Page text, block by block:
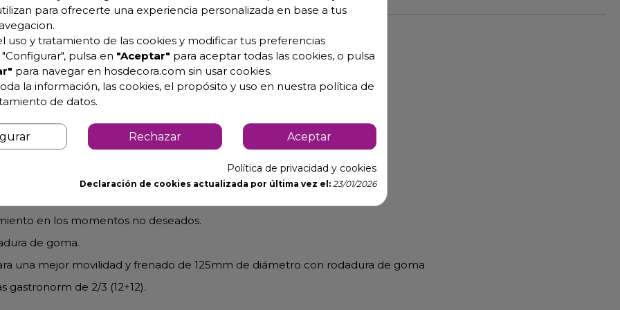
AISI 304 18/10, se entrega montada mediante
en su estabilidad y resistencia de carga (más de 200kg)
con seis alturas cada uno, también compatible con bandejas 2/3.
tenerlas a mano en el momento de la manipulación del horno.
expuesto ante la suciedad.
de serie, lo que permite desplazar el horno sin esfuerzo,
en los momentos no deseados.
de goma.
una mejor movilidad y frenado de 125mm de diámetro con rodadura de goma
gastronorm de 2/3 (12+12).
para ofrecerte una experiencia personalizada en base a tus
uso y tratamiento de las cookies y modificar tus preferencias
pulsa en "Aceptar" para aceptar todas las cookies, o pulsa
para navegar en hosdecora.com sin usar cookies.
la información, las cookies, el propósito y uso en nuestra política de
de datos.
Rechazar Aceptar
Política de privacidad y cookies
Declaración de cookies actualizada por última vez el: 23/01/2026